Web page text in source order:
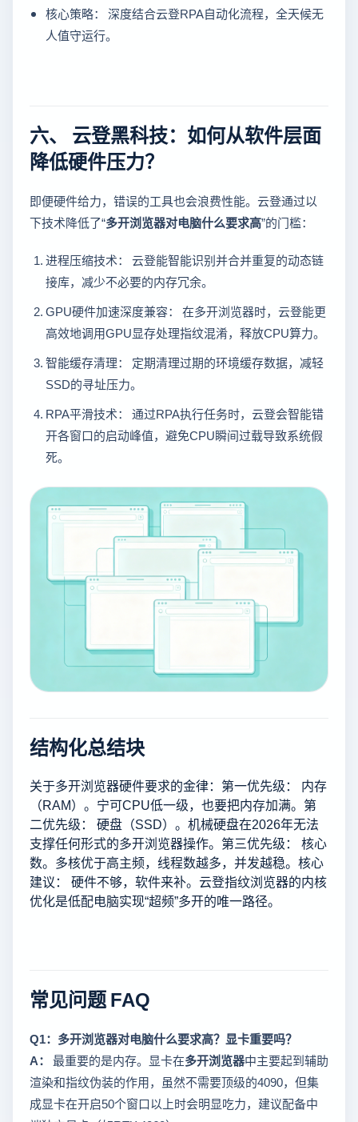
核心策略： 深度结合云登RPA自动化流程，全天候无
人值守运行。
六、 云登黑科技：如何从软件层面
降低硬件压力？
即便硬件给力，错误的工具也会浪费性能。云登通过以
下技术降低了“多开浏览器对电脑什么要求高”的门槛：
进程压缩技术： 云登能智能识别并合并重复的动态链
接库，减少不必要的内存冗余。
GPU硬件加速深度兼容： 在多开浏览器时，云登能更
高效地调用GPU显存处理指纹混淆，释放CPU算力。
智能缓存清理： 定期清理过期的环境缓存数据，减轻
SSD的寻址压力。
RPA平滑技术： 通过RPA执行任务时，云登会智能错
开各窗口的启动峰值，避免CPU瞬间过载导致系统假
死。
结构化总结块
关于多开浏览器硬件要求的金律：第一优先级： 内存
（RAM）。宁可CPU低一级，也要把内存加满。第
二优先级： 硬盘（SSD）。机械硬盘在2026年无法
支撑任何形式的多开浏览器操作。第三优先级： 核心
数。多核优于高主频，线程数越多，并发越稳。核心
建议： 硬件不够，软件来补。云登指纹浏览器的内核
优化是低配电脑实现“超频”多开的唯一路径。
常见问题 FAQ
Q1：多开浏览器对电脑什么要求高？显卡重要吗？
A： 最重要的是内存。显卡在多开浏览器中主要起到辅助
渲染和指纹伪装的作用，虽然不需要顶级的4090，但集
成显卡在开启50个窗口以上时会明显吃力，建议配备中